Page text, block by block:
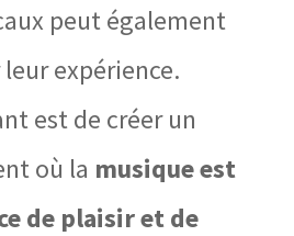
peut également
expérience.
est de créer un
où la musique est
de plaisir et de